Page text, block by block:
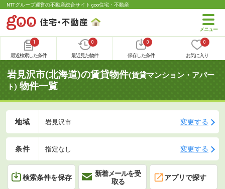
NTTグループ運営の不動産総合サイト goo住宅・不動産
1
最近検索した条件
0
最近見た物件
0
保存した条件
0
お気に入り
岩見沢市(北海道)の賃貸物件(賃貸マンション・アパー
ト) 物件一覧
地域 岩見沢市 変更する
条件 指定なし 変更する
検索条件を保存
新着メールを受
取る
アプリで探す